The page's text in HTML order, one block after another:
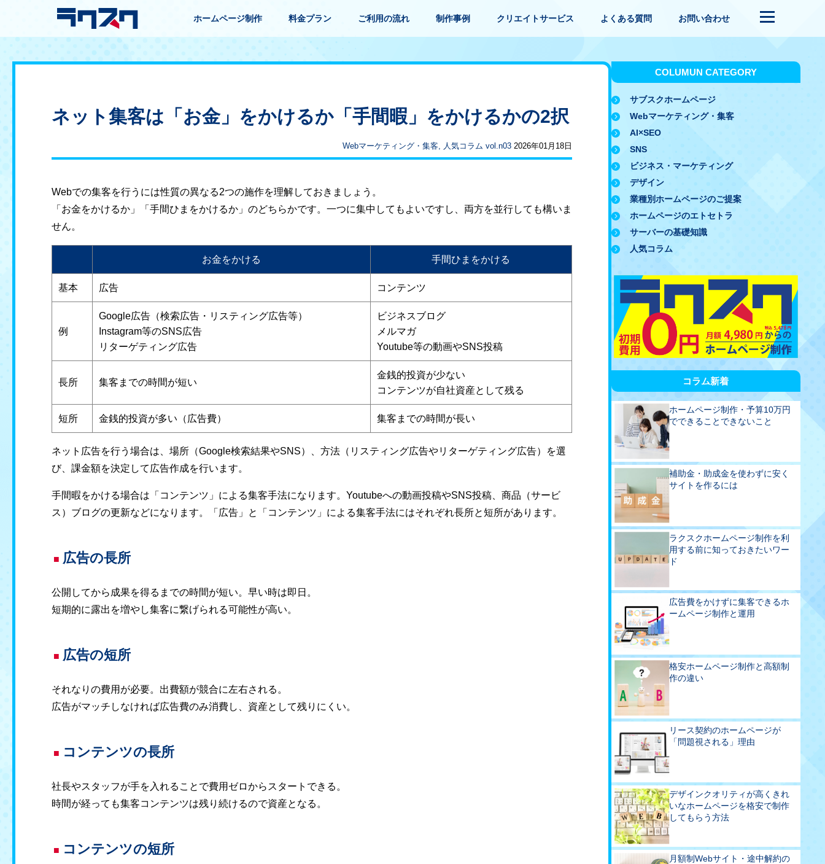
ホームページ制作 料金プラン ご利用の流れ 制作事例 クリエイトサービス よくある質問 お問い合わせ
ネット集客は「お金」をかけるか「手間暇」をかけるかの2択
Webマーケティング・集客, 人気コラム vol.n032026年01月18日
Webでの集客を行うには性質の異なる2つの施作を理解しておきましょう。
「お金をかけるか」「手間ひまをかけるか」のどちらかです。一つに集中してもよいですし、両方を並行しても構いま
せん。
お金をかける 手間ひまをかける
基本 広告 コンテンツ
例
Google広告（検索広告・リスティング広告等）
Instagram等のSNS広告
リターゲティング広告
ビジネスブログ
メルマガ
Youtube等の動画やSNS投稿
長所 集客までの時間が短い
金銭的投資が少ない
コンテンツが自社資産として残る
短所 金銭的投資が多い（広告費） 集客までの時間が長い
ネット広告を行う場合は、場所（Google検索結果やSNS）、方法（リスティング広告やリターゲティング広告）を選
び、課金額を決定して広告作成を行います。
手間暇をかける場合は「コンテンツ」による集客手法になります。Youtubeへの動画投稿やSNS投稿、商品（サービ
ス）ブログの更新などになります。「広告」と「コンテンツ」による集客手法にはそれぞれ長所と短所があります。
広告の長所
公開してから成果を得るまでの時間が短い。早い時は即日。
短期的に露出を増やし集客に繋げられる可能性が高い。
広告の短所
それなりの費用が必要。出費額が競合に左右される。
広告がマッチしなければ広告費のみ消費し、資産として残りにくい。
コンテンツの長所
社長やスタッフが手を入れることで費用ゼロからスタートできる。
時間が経っても集客コンテンツは残り続けるので資産となる。
コンテンツの短所
COLUMUN CATEGORY
サブスクホームページ
Webマーケティング・集客
AI×SEO
SNS
ビジネス・マーケティング
デザイン
業種別ホームページのご提案
ホームページのエトセトラ
サーバーの基礎知識
人気コラム
コラム新着
ホームページ制作・予算10万円
でできることできないこと
補助金・助成金を使わずに安く
サイトを作るには
ラクスクホームページ制作を利
用する前に知っておきたいワー
ド
広告費をかけずに集客できるホ
ームページ制作と運用
格安ホームページ制作と高額制
作の違い
リース契約のホームページが
「問題視される」理由
デザインクオリティが高くきれ
いなホームページを格安で制作
してもらう方法
月額制Webサイト・途中解約の